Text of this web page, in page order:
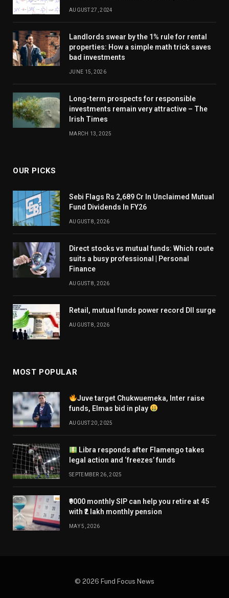
AUGUST 27, 2024
Landlords swear by the 1% rule for rental
properties: How a simple math trick saves
bad investments
JUNE 15, 2026
Long-term prospects for responsible
investments remain very attractive – The
Irish Times
MARCH 13, 2025
OUR PICKS
Sebi Flags Rs 2,689 Cr In Unclaimed Mutual
Fund Dividends In FY26
AUGUST 8, 2026
Direct stocks vs mutual funds: Which route
suits a busy professional | Personal
Finance
AUGUST 8, 2026
Retail, mutual funds power record DII surge
AUGUST 8, 2026
MOST POPULAR
Juve target Chukwuemeka, Inter raise
funds, Elmas bid in play
AUGUST 20, 2025
Libra responds after Flamengo takes
legal action and ‘freezes’ funds
SEPTEMBER 26, 2025
₹9000 monthly SIP can help you retire at 45
with ₹2 lakh monthly pension
MAY 5, 2026
© 2026 Fund Focus News